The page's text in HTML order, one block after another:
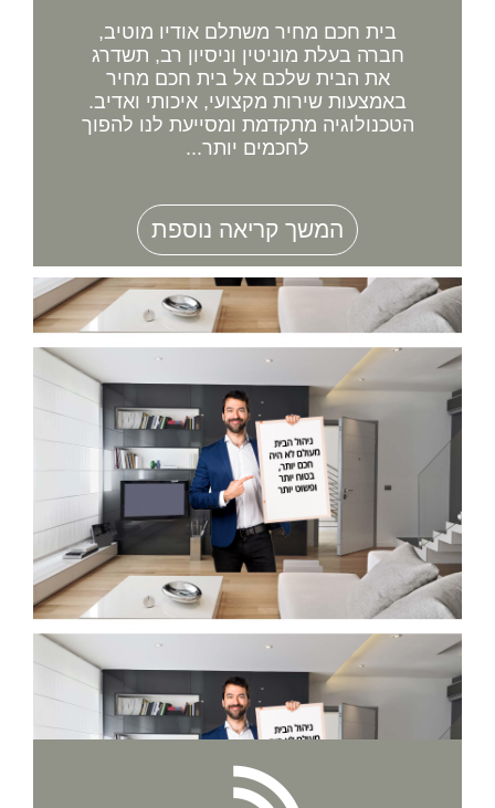
בית חכם מחיר משתלם אודיו מוטיב,
חברה בעלת מוניטין וניסיון רב, תשדרג
את הבית שלכם אל בית חכם מחיר
באמצעות שירות מקצועי, איכותי ואדיב.
הטכנולוגיה מתקדמת ומסייעת לנו להפוך
לחכמים יותר...
המשך קריאה נוספת